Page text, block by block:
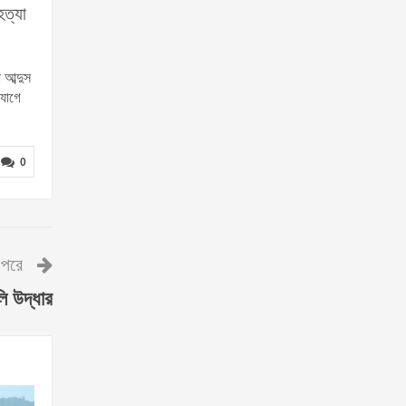
আব্দুস
0
পরে
উদ্ধার